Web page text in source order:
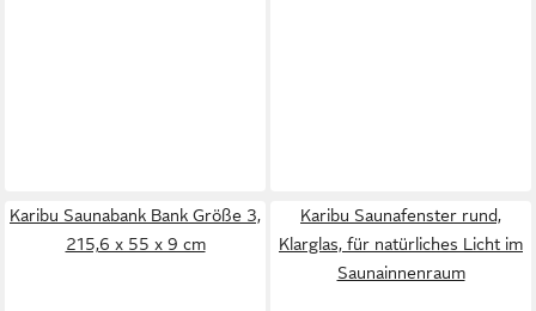
Karibu Saunabank Bank Größe 3,
215,6 x 55 x 9 cm
Karibu Saunafenster rund,
Klarglas, für natürliches Licht im
Saunainnenraum